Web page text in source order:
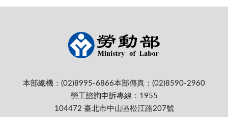
本部總機：(02)8995-6866本部傳真：(02)8590-2960
勞工諮詢申訴專線：1955
104472 臺北市中山區松江路207號